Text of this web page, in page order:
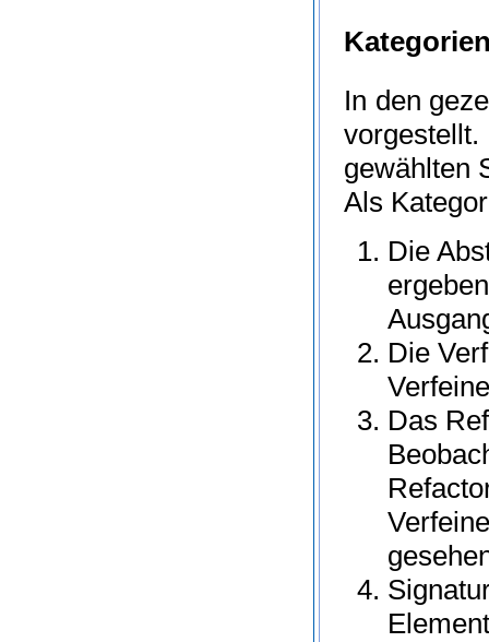
In den
gewählten
Als
Die
Die
Das